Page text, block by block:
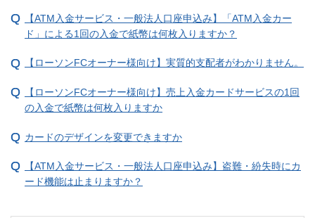
【ATM入金サービス・一般法人口座申込み】「ATM入金カー
ド」による1回の入金で紙幣は何枚入りますか？
【ローソンFCオーナー様向け】実質的支配者がわかりません。
【ローソンFCオーナー様向け】売上入金カードサービスの1回
の入金で紙幣は何枚入りますか
カードのデザインを変更できますか
【ATM入金サービス・一般法人口座申込み】盗難・紛失時にカ
ード機能は止まりますか？